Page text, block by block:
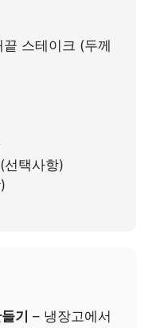
스테이크 (두께
선택사항)
기 – 냉장고에서